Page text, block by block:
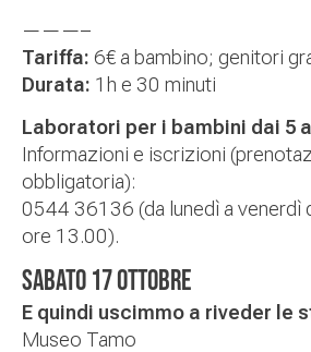
———–
Tariffa: 6€ a bambino; genitori
Durata: 1h e 30 minuti
Laboratori per i bambini dai 5
Informazioni e iscrizioni
obbligatoria):
0544 36136 (da lunedì a venerdì
ore 13.00).
SABATO 17 OTTOBRE
E quindi uscimmo a riveder le
Museo Tamo